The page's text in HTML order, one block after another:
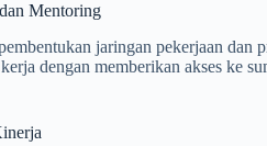
Mentoring
jaringan pekerjaan
dengan memberikan akses ke